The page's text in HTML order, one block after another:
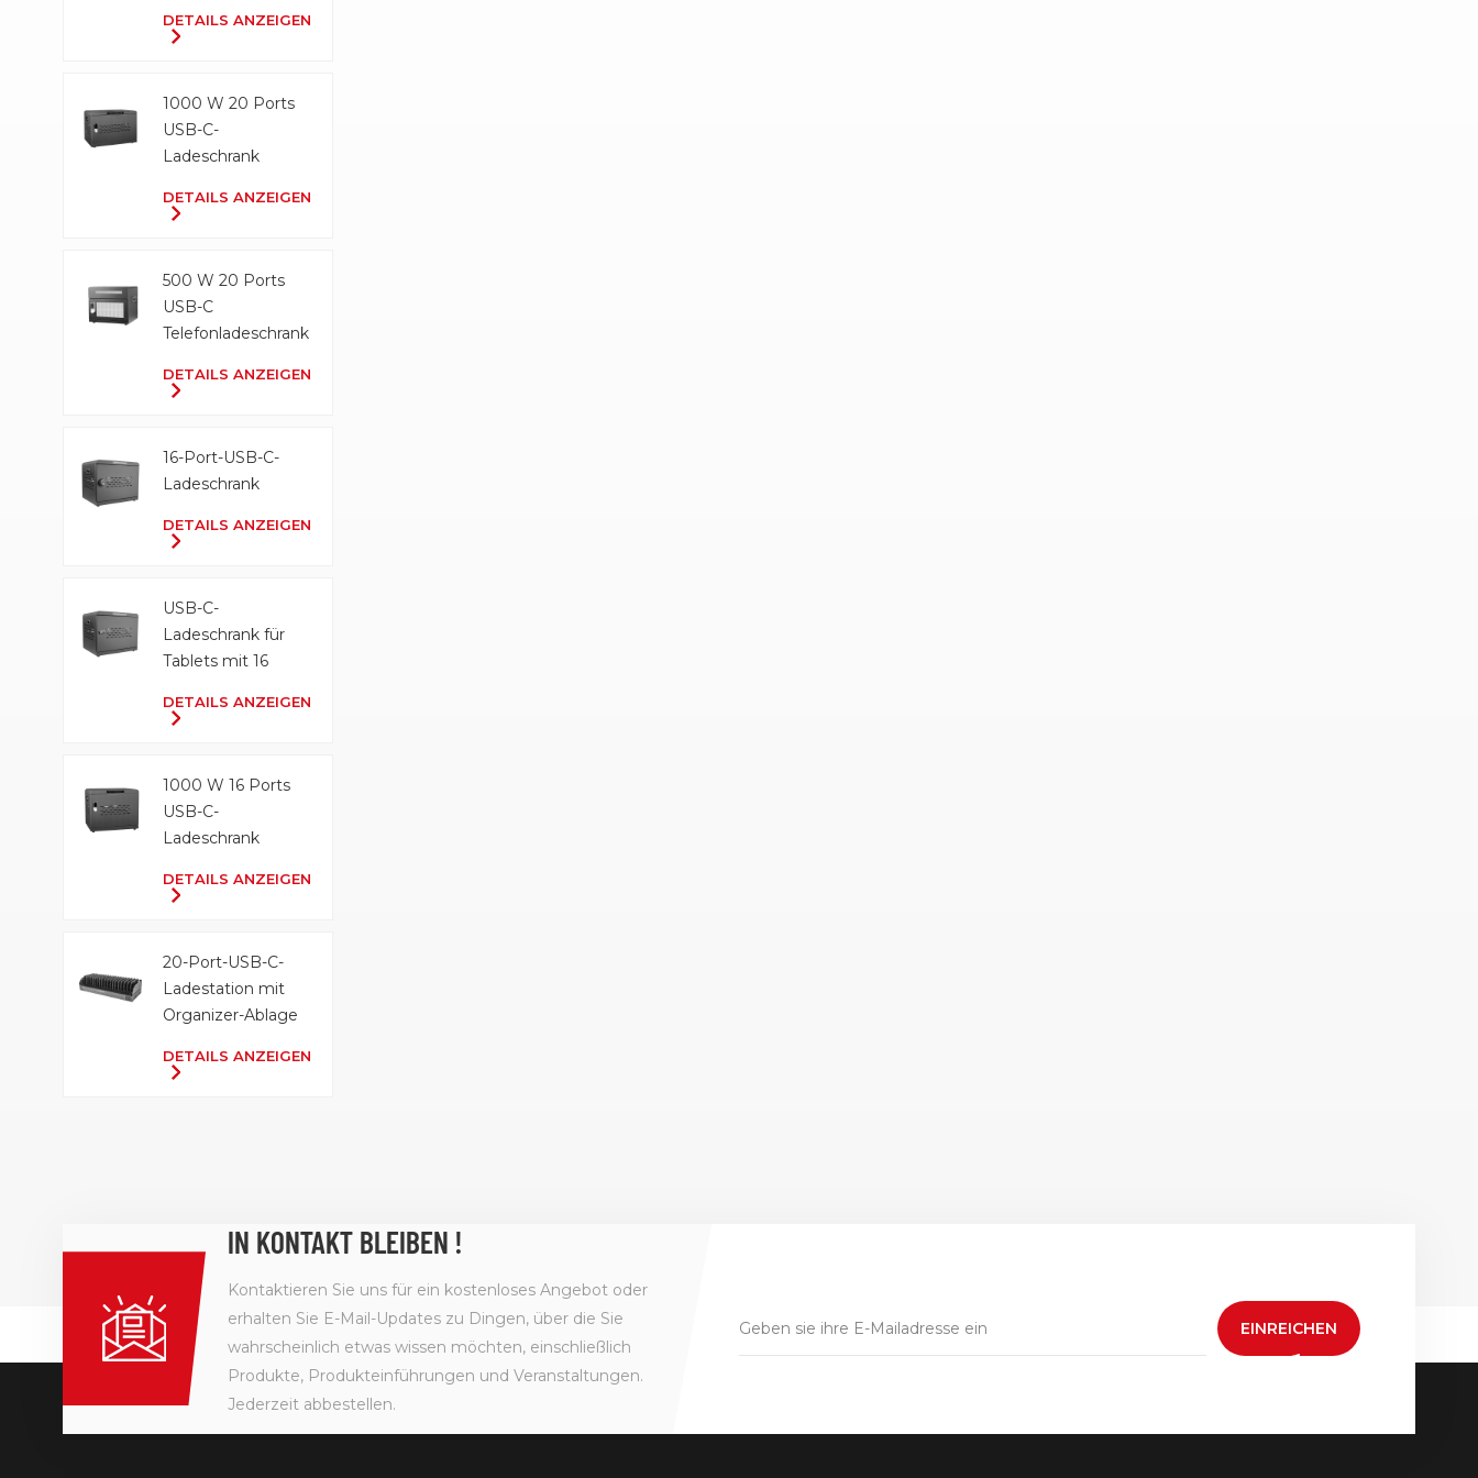
DETAILS ANZEIGEN
1000 W 20 Ports
USB-C-
Ladeschrank
DETAILS ANZEIGEN
500 W 20 Ports
USB-C
Telefonladeschrank
DETAILS ANZEIGEN
16-Port-USB-C-
Ladeschrank
DETAILS ANZEIGEN
USB-C-
Ladeschrank für
Tablets mit 16
500 W
DETAILS ANZEIGEN
1000 W 16 Ports
USB-C-
Ladeschrank
DETAILS ANZEIGEN
20-Port-USB-C-
Ladestation mit
Organizer-Ablage
DETAILS ANZEIGEN
IN KONTAKT BLEIBEN !
Kontaktieren Sie uns für ein kostenloses Angebot oder
erhalten Sie E-Mail-Updates zu Dingen, über die Sie
wahrscheinlich etwas wissen möchten, einschließlich
Produkte, Produkteinführungen und Veranstaltungen.
Jederzeit abbestellen.
EINREICHEN